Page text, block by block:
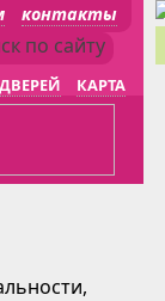
контакты
КАРТА